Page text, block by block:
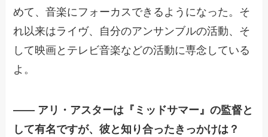
めて、音楽にフォーカスできるようになった。そ
れ以来はライヴ、自分のアンサンブルの活動、そ
して映画とテレビ音楽などの活動に専念している
よ。
—— アリ・アスターは『ミッドサマー』の監督と
して有名ですが、彼と知り合ったきっかけは？